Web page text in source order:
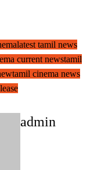
latest tamil news
current newstamil
tamil cinema news
admin